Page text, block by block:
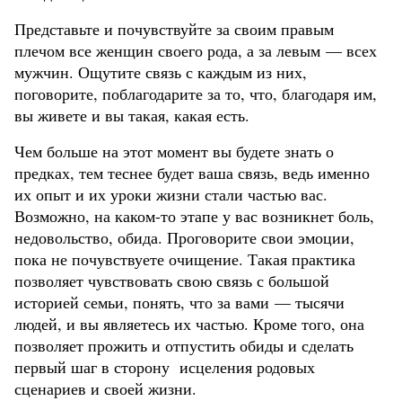
Представьте и почувствуйте за своим правым
плечом все женщин своего рода, а за левым — всех
мужчин. Ощутите связь с каждым из них,
поговорите, поблагодарите за то, что, благодаря им,
вы живете и вы такая, какая есть.
Чем больше на этот момент вы будете знать о
предках, тем теснее будет ваша связь, ведь именно
их опыт и их уроки жизни стали частью вас.
Возможно, на каком-то этапе у вас возникнет боль,
недовольство, обида. Проговорите свои эмоции,
пока не почувствуете очищение. Такая практика
позволяет чувствовать свою связь с большой
историей семьи, понять, что за вами — тысячи
людей, и вы являетесь их частью. Кроме того, она
позволяет прожить и отпустить обиды и сделать
первый шаг в сторону исцеления родовых
сценариев и своей жизни.